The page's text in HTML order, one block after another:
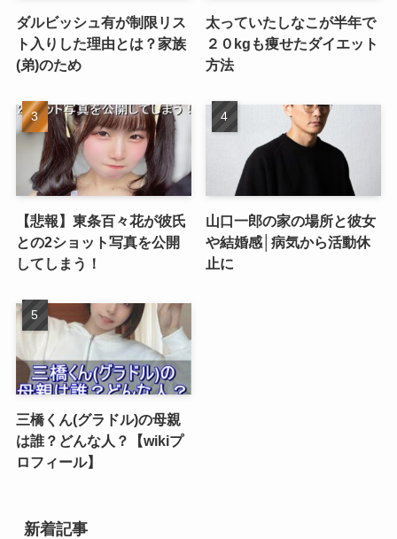
ダルビッシュ有が制限リス
ト入りした理由とは？家族
(弟)のため
太っていたしなこが半年で
２０kgも痩せたダイエット
方法
【悲報】東条百々花が彼氏
との2ショット写真を公開
してしまう！
山口一郎の家の場所と彼女
や結婚感│病気から活動休
止に
三橋くん(グラドル)の母親
は誰？どんな人？【wikiプ
ロフィール】
新着記事